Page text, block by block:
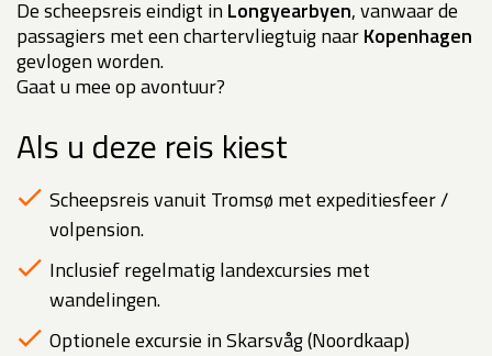
De scheepsreis eindigt in Longyearbyen, vanwaar de
passagiers met een chartervliegtuig naarKopenhagen
gevlogen worden.
Gaat u mee op avontuur?
Als u deze reis kiest
Scheepsreis vanuit Tromsø met expeditiesfeer /
volpension.
Inclusief regelmatig landexcursies met
wandelingen.
Optionele excursie in Skarsvåg (Noordkaap)